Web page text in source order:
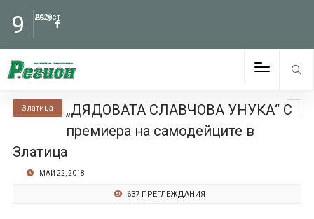
9 Август
2026
Златица
„ДЯДОВАТА СЛАВЧОВА УНУКА“ С
премиера на самодейците в
Златица
МАЙ 22, 2018
637 ПРЕГЛЕЖДАНИЯ